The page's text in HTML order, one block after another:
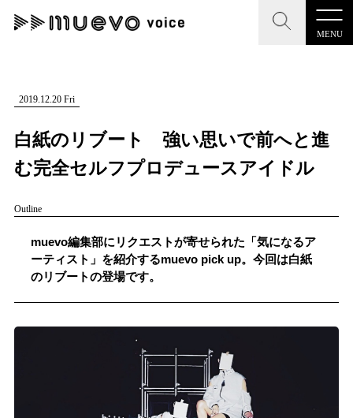
MENU
CLOSE
記事を検索する
人気ワード
#男性SSW #ポップス #女性SSW #ロック
#男性シンガー #HR/HM
CLOSE
"読者の声を形にする”音楽特化メディア
MENU
記事一覧
プレスリリース一覧
会社概要
2019.12.20 Fri
白紙のリブート 強い思いで前へと進
む完全セルフプロデュースアイドル
Outline
muevo編集部にリクエストが寄せられた「気になるア
ーティスト」を紹介するmuevo pick up。今回は白紙
のリブートの登場です。